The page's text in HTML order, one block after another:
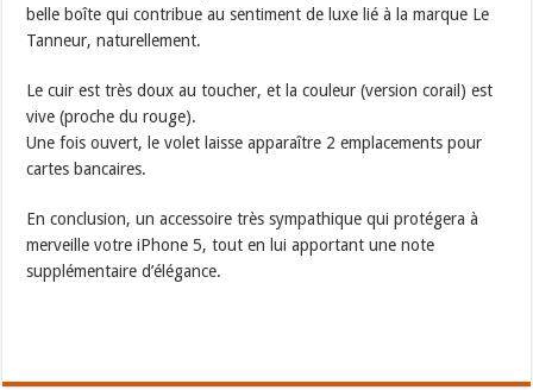
belle boîte qui contribue au sentiment de luxe lié à la marque Le
Tanneur, naturellement.
Le cuir est très doux au toucher, et la couleur (version corail) est
vive (proche du rouge).
Une fois ouvert, le volet laisse apparaître 2 emplacements pour
cartes bancaires.
En conclusion, un accessoire très sympathique qui protégera à
merveille votre iPhone 5, tout en lui apportant une note
supplémentaire d’élégance.